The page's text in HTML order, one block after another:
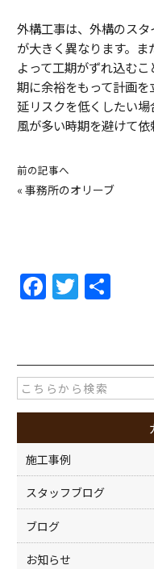
外構工事は、外構のス
が大きく異なります。
よって工期がずれ込む
期に余裕をもって計画
延リスクを低くしたい
風が多い時期を避けて依
前の記事へ
« 事務所のオリーブ
F
a
e
b
o
o
k
T
w
er
施工事例
スタッフブログ
ブログ
お知らせ